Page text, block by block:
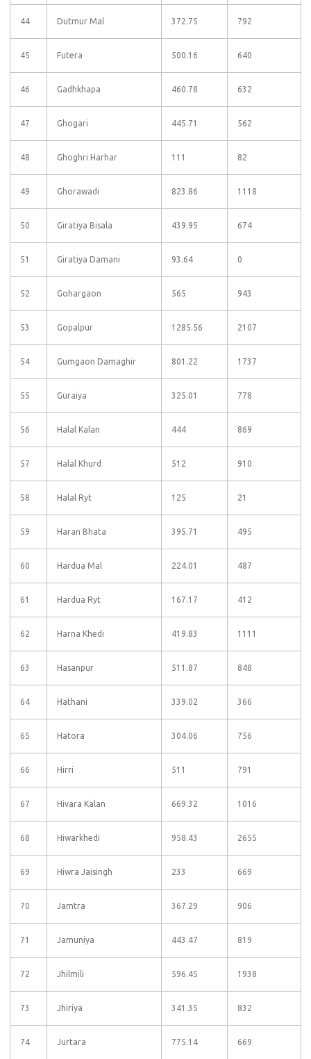
44 Dutmur Mal 372.75 792
45 Futera 500.16 640
46 Gadhkhapa 460.78 632
47 Ghogari 445.71 562
48 Ghoghri Harhar 111 82
49 Ghorawadi 823.86 1118
50 Giratiya Bisala 439.95 674
51 Giratiya Damani 93.64 0
52 Gohargaon 565 943
53 Gopalpur 1285.56 2107
54 Gumgaon Damaghir 801.22 1737
55 Guraiya 325.01 778
56 Halal Kalan 444 869
57 Halal Khurd 512 910
58 Halal Ryt 125 21
59 Haran Bhata 395.71 495
60 Hardua Mal 224.01 487
61 Hardua Ryt 167.17 412
62 Harna Khedi 419.83 1111
63 Hasanpur 511.87 848
64 Hathani 339.02 366
65 Hatora 304.06 756
66 Hirri 511 791
67 Hivara Kalan 669.32 1016
68 Hiwarkhedi 958.43 2655
69 Hiwra Jaisingh 233 669
70 Jamtra 367.29 906
71 Jamuniya 443.47 819
72 Jhilmili 596.45 1938
73 Jhiriya 341.35 832
74 Jurtara 775.14 669